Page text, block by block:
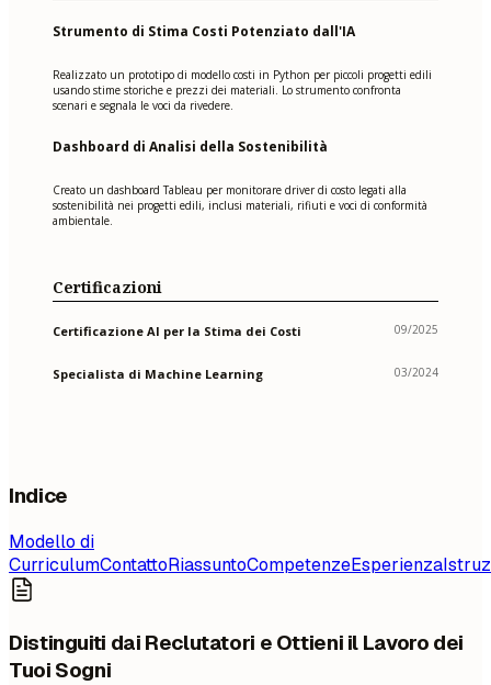
Strumento di Stima Costi Potenziato dall'IA
Realizzato un prototipo di modello costi in Python per piccoli progetti edili
usando stime storiche e prezzi dei materiali. Lo strumento confronta
scenari e segnala le voci da rivedere.
Dashboard di Analisi della Sostenibilità
Creato un dashboard Tableau per monitorare driver di costo legati alla
sostenibilità nei progetti edili, inclusi materiali, rifiuti e voci di conformità
ambientale.
Certificazioni
Certificazione AI per la Stima dei Costi 09/2025
Specialista di Machine Learning 03/2024
Indice
Modello di
CurriculumContattoRiassuntoCompetenzeEsperienza
Distinguiti dai Reclutatori e Ottieni il Lavoro dei
Tuoi Sogni